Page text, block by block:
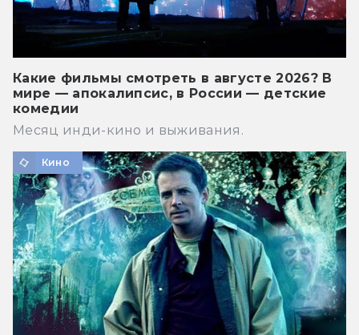
Какие фильмы смотреть в августе 2026? В
мире — апокалипсис, в России — детские
комедии
Месяц инди-кино и выживания.
Кино